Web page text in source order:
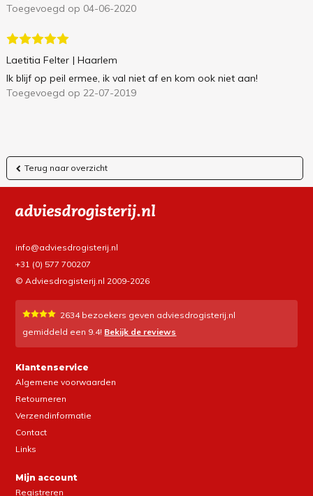
Toegevoegd op 04-06-2020
Laetitia Felter | Haarlem
Ik blijf op peil ermee, ik val niet af en kom ook niet aan!
Toegevoegd op 22-07-2019
Terug naar overzicht
info@adviesdrogisterij.nl
+31 (0) 577 700207
© Adviesdrogisterij.nl 2009-2026
2634bezoekers geven adviesdrogisterij.nl
gemiddeld een 9.4! Bekijk de reviews
Klantenservice
Algemene voorwaarden
Retourneren
Verzendinformatie
Contact
Links
Mijn account
Registreren